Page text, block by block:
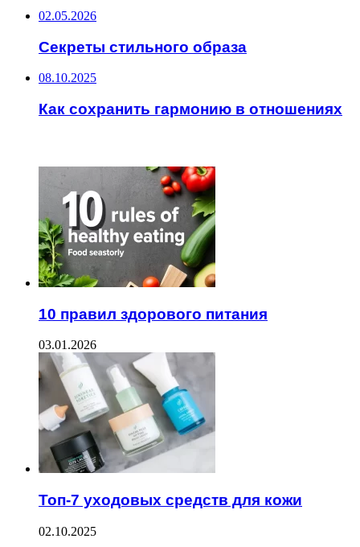
02.05.2026
Секреты стильного образа
08.10.2025
Как сохранить гармонию в отношениях
10 правил здорового питания
03.01.2026
Топ-7 уходовых средств для кожи
02.10.2025